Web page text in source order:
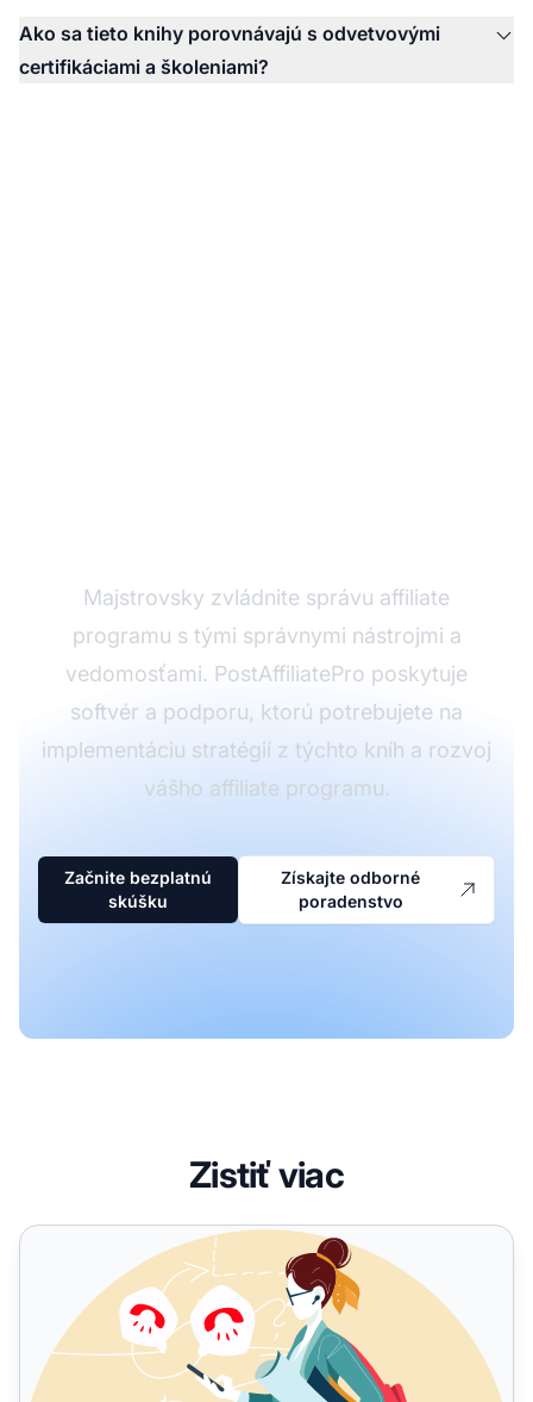
Ako sa tieto knihy porovnávajú s odvetvovými
certifikáciami a školeniami?
Majstrovsky zvládnite správu affiliate
programu s tými správnymi nástrojmi a
vedomosťami. PostAffiliatePro poskytuje
softvér a podporu, ktorú potrebujete na
implementáciu stratégií z týchto kníh a rozvoj
vášho affiliate programu.
Začnite bezplatnú
skúšku
Získajte odborné
poradenstvo
Zistiť viac
8 kníh, ktoré by si mal prečítať každý manažér affiliate